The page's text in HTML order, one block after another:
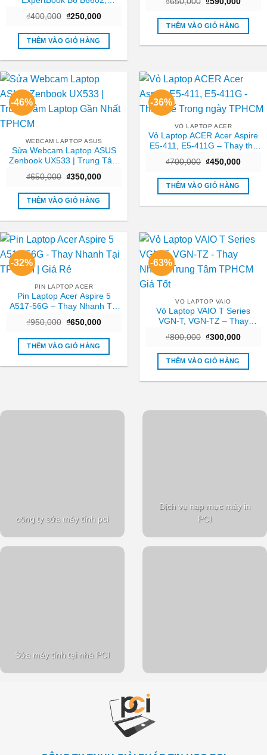
Ngay TPHCM
₫400,000 Giá
là:
₫400,000.
₫250,000Giá
tại
₫250,000.
THÊM VÀO GIỎ HÀNG
là:
₫650,000.
tại
THÊM VÀO GIỎ HÀNG
-46%
WEBCAM LAPTOP ASUS
Sửa Webcam Laptop ASUS
Zenbook UX533 | Trung Tâm
₫650,000 Giá
là:
₫650,000.
₫350,000Giá
tại
₫350,000.
THÊM VÀO GIỎ HÀNG
-36%
VỎ LAPTOP ACER
Vỏ Laptop ACER Acer Aspire
E5-411, E5-411G – Thay thế
₫700,000 Giá
là:
₫700,000.
₫450,000Giá
tại
THÊM VÀO GIỎ HÀNG
-32%
PIN LAPTOP ACER
Pin Laptop Acer Aspire 5
A517-56G – Thay Nhanh Tại
₫950,000 Giá
là:
₫950,000.
₫650,000Giá
tại
₫650,000.
THÊM VÀO GIỎ HÀNG
-63%
VO LAPTOP VAIO
Vỏ Laptop VAIO T Series
VGN-T, VGN-TZ – Thay
Giá Tốt
₫800,000 Giá
là:
₫800,000.
₫300,000Giá
tại
THÊM VÀO GIỎ HÀNG
công ty sửa máy tính pci
Dịch vụ nạp mực máy in
PCI
Sửa máy tính tại nhà PCI